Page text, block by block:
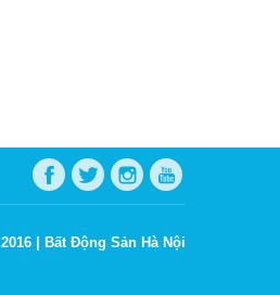
2016 | Bất Động Sản Hà Nội